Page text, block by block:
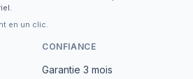
en un clic.
CONFIANCE
Garantie 3 mois